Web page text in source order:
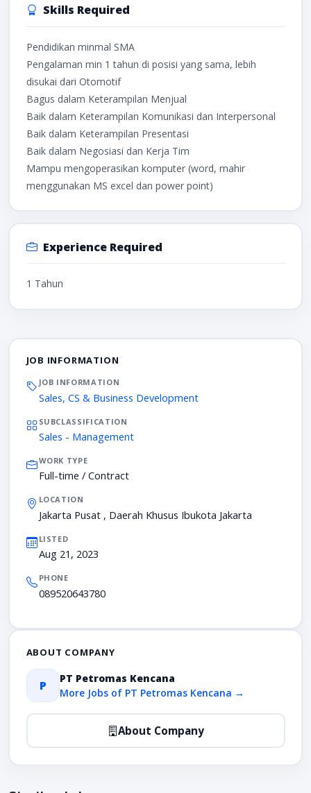
Skills Required
Pendidikan minmal SMA
Pengalaman min 1 tahun di posisi yang sama, lebih
disukai dari Otomotif
Bagus dalam Keterampilan Menjual
Baik dalam Keterampilan Komunikasi dan Interpersonal
Baik dalam Keterampilan Presentasi
Baik dalam Negosiasi dan Kerja Tim
Mampu mengoperasikan komputer (word, mahir
menggunakan MS excel dan power point)
Experience Required
1 Tahun
JOB INFORMATION
JOB INFORMATION
Sales, CS & Business Development
SUBCLASSIFICATION
Sales - Management
WORK TYPE
Full-time / Contract
LOCATION
Jakarta Pusat , Daerah Khusus Ibukota Jakarta
LISTED
Aug 21, 2023
PHONE
089520643780
ABOUT COMPANY
P
PT Petromas Kencana
More Jobs of PT Petromas Kencana →
About Company